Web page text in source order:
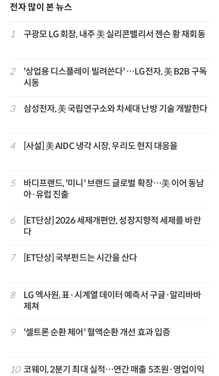
전자 많이 본 뉴스
1 구광모 LG 회장, 내주 美 실리콘밸리서 젠슨 황 재회동
2
'상업용 디스플레이 빌려쓴다' …LG전자, 美 B2B 구독
시동
3 삼성전자, 美 국립연구소와 차세대 난방 기술 개발한다
4 [사설] 美 AIDC 냉각 시장, 우리도 현지 대응을
5
바디프랜드, '미니' 브랜드 글로벌 확장…美 이어 동남
아·유럽 진출
6
[ET단상] 2026 세제개편안, 성장지향적 세제를 바란
다
7 [ET단상] 국부펀드는 시간을 산다
8
LG 엑사원, 표·시계열 데이터 예측서 구글·알리바바
제쳐
9 '셀트론 순환 체어' 혈액순환 개선 효과 입증
10 코웨이, 2분기 최대 실적…연간 매출 5조원·영업이익